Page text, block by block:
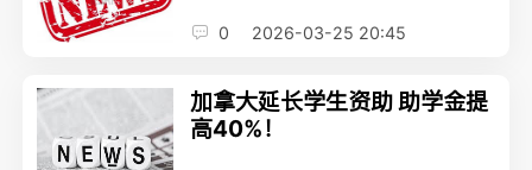
0 2026-03-25 20:45
加拿大延长学生资助 助学金提
高40%！